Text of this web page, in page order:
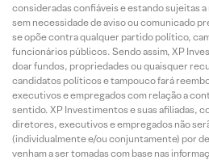
consideradas confiáveis e estando sujeitas
sem necessidade de aviso ou comunicado
se opõe contra qualquer partido político,
funcionários públicos. Sendo assim, XP
doar fundos, propriedades ou quaisquer
candidatos políticos e tampouco fará
executivos e empregados com relação a
sentido. XP Investimentos e suas afiliadas,
diretores, executivos e empregados não
(individualmente e/ou conjuntamente) por
venham a ser tomadas com base nas